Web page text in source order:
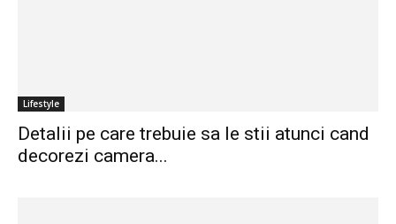
Lifestyle
Detalii pe care trebuie sa le stii atunci cand
decorezi camera...